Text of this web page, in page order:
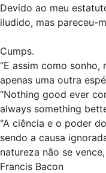
Devido ao meu
iludido, mas pareceu-
Cumps.
“E assim como
apenas uma outra
“Nothing good ever
always something
"A ciência e o poder
sendo a causa
natureza não se
Francis Bacon